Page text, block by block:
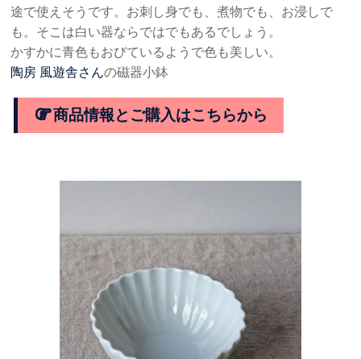
途で使えそうです。お刺し身でも、煮物でも、お浸しで
も。そこは白い器ならではでもあるでしょう。
かすかに青色もおびているようで色も美しい。
陶房 風遊舎さんの磁器小鉢
商品情報とご購入はこちらから